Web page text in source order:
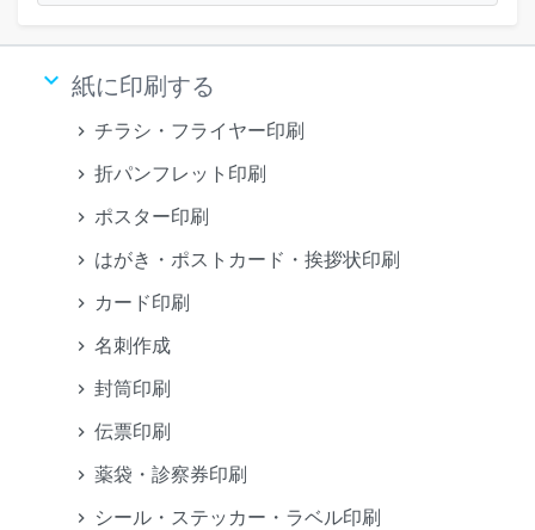
keyboard_arrow_down 紙に印刷する
チラシ・フライヤー印刷
折パンフレット印刷
ポスター印刷
はがき・ポストカード・挨拶状印刷
カード印刷
名刺作成
封筒印刷
伝票印刷
薬袋・診察券印刷
シール・ステッカー・ラベル印刷